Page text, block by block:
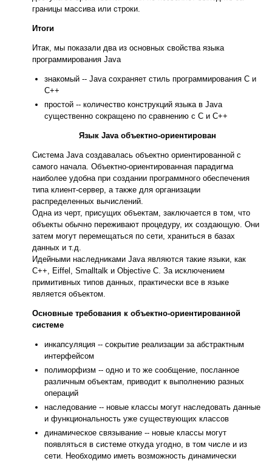
границы массива или строки.
Итоги
Итак, мы показали два из основных свойства языка
программирования Java
знакомый -- Java сохраняет стиль программирования C и
С++
простой -- количество конструкций языка в Java
существенно сокращено по сравнению с С и С++
Язык Java объектно-ориентирован
Система Java создавалась объектно ориентированной с
самого начала. Объектно-ориентированная парадигма
наиболее удобна при создании программного обеспечения
типа клиент-сервер, а также для организации
распределенных вычислений.
Одна из черт, присущих объектам, заключается в том, что
объекты обычно переживают процедуру, их создающую. Они
затем могут перемещаться по сети, храниться в базах
данных и т.д.
Идейными наследниками Java являются такие языки, как
C++, Eiffel, Smalltalk и Objective C. За исключением
примитивных типов данных, практически все в языке
является объектом.
Основные требования к объектно-ориентированной
системе
инкапсуляция -- сокрытие реализации за абстрактным
интерфейсом
полиморфизм -- одно и то же сообщение, посланное
различным объектам, приводит к выполнению разных
операций
наследование -- новые классы могут наследовать данные
и функциональность уже существующих классов
динамическое связывание -- новые классы могут
появляться в системе откуда угодно, в том числе и из
сети. Необходимо иметь возможность динамически